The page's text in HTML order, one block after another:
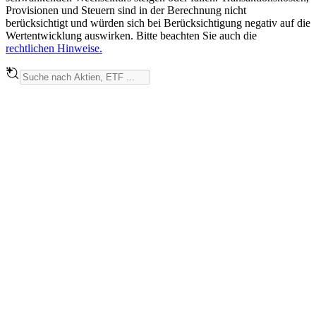
Provisionen und Steuern sind in der Berechnung nicht
berücksichtigt und würden sich bei Berücksichtigung negativ auf die
Wertentwicklung auswirken. Bitte beachten Sie auch die
rechtlichen Hinweise.